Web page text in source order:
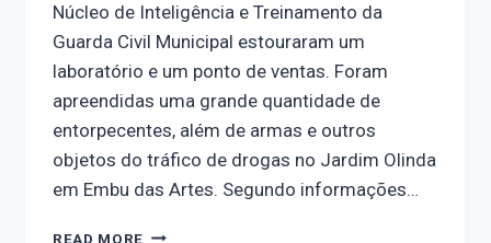
Núcleo de Inteligência e Treinamento da
Guarda Civil Municipal estouraram um
laboratório e um ponto de ventas. Foram
apreendidas uma grande quantidade de
entorpecentes, além de armas e outros
objetos do tráfico de drogas no Jardim Olinda
em Embu das Artes. Segundo informações…
READ MORE